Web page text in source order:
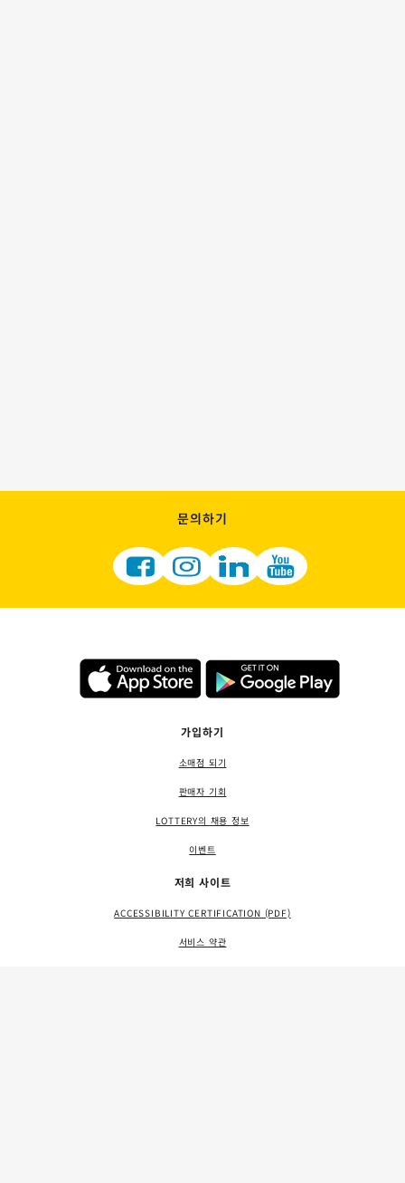
문의하기
가입하기
소매점 되기
판매자 기회
LOTTERY의 채용 정보
이벤트
저희 사이트
ACCESSIBILITY CERTIFICATION (PDF)
서비스 약관